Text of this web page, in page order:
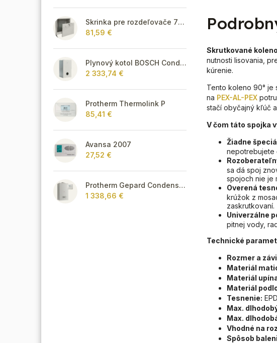
Skrinka pre rozdeľovače 715 mm - podomietková
81,59 €
Plynový kotol BOSCH Condens GC8700iW 30 P - Závesný kondenzačný vykurovací kotol
2 333,74 €
Protherm Thermolink P
85,41 €
Avansa 2007
27,52 €
Protherm Gepard Condens 18/25 MKV + Thermolink P
1 338,66 €
Skrutkované
nutnosti lisovania,
kúrenie.
Tento koleno 90°
na PEX-AL-PEX
stačí obyčajný kľúč
V čom táto spojka
Žiadne
nepotrebujete
sa dá spoj
spojoch nie je
Overená
krúžok z
zaskrutkovaní.
Univerzálne
pitnej vody,
Technické
Rozmer a
Materiál
Materiál
Materiál
Tesnenie:
Max.
Max.
Vhodné na
Spôsob